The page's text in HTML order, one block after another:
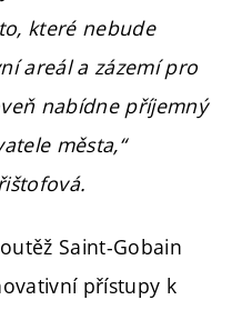
které nebude
areál a zázemí pro
nabídne příjemný
města,“
Saint-Gobain
přístupy k